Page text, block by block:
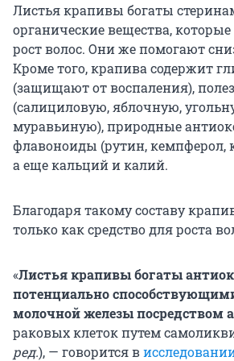
Листья крапивы богаты
органические вещества,
рост волос. Они же помогают
Кроме того, крапива содержит
(защищают от воспаления),
(салициловую, яблочную,
муравьиную), природные
флавоноиды (рутин, кемпферол,
а еще кальций и калий.
Благодаря такому составу
только как средство для роста
«Листья крапивы богаты
потенциально
молочной железы посредством
раковых клеток путем
ред.), — говорится в